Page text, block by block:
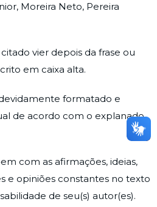
Moreira Neto, Pereira
vier depois da frase ou
em caixa alta.
formatado e
de acordo com o explanado
com as afirmações, ideias,
e opiniões constantes no texto
de seu(s) autor(es).